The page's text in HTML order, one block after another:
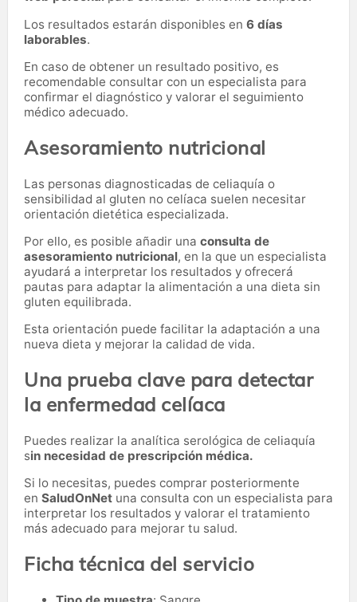
Los resultados estarán disponibles en 6 días
laborables.
En caso de obtener un resultado positivo, es
recomendable consultar con un especialista para
confirmar el diagnóstico y valorar el seguimiento
médico adecuado.
Asesoramiento nutricional
Las personas diagnosticadas de celiaquía o
sensibilidad al gluten no celíaca suelen necesitar
orientación dietética especializada.
Por ello, es posible añadir una consulta de
asesoramiento nutricional, en la que un especialista
ayudará a interpretar los resultados y ofrecerá
pautas para adaptar la alimentación a una dieta sin
gluten equilibrada.
Esta orientación puede facilitar la adaptación a una
nueva dieta y mejorar la calidad de vida.
Una prueba clave para detectar
la enfermedad celíaca
Puedes realizar la analítica serológica de celiaquía
sin necesidad de prescripción médica.
Si lo necesitas, puedes comprar posteriormente
en SaludOnNet una consulta con un especialista para
interpretar los resultados y valorar el tratamiento
más adecuado para mejorar tu salud.
Ficha técnica del servicio